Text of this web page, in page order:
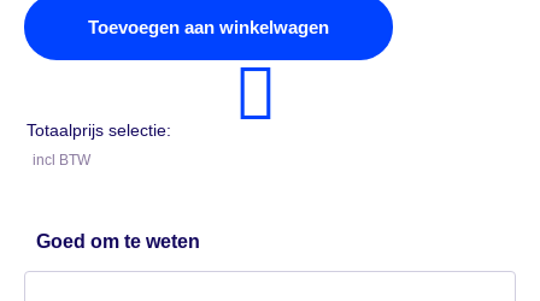
Toevoegen aan winkelwagen
Totaalprijs selectie:
incl BTW
Goed om te weten